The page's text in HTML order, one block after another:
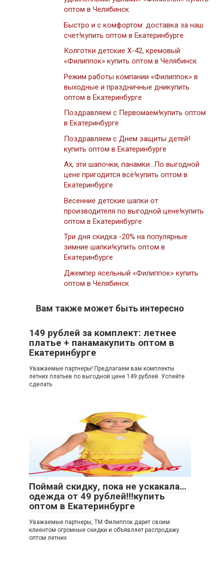
оптом в Челябинск
Быстро и с комфортом: доставка за наш
счет!купить оптом в Екатеринбурге
Колготки детские Х-42, кремовый
«Филиппок» купить оптом в Челябинск
Режим работы компании «Филиппок» в
выходные и праздничные дникупить
оптом в Екатеринбурге
Поздравляем с Первомаем!купить оптом
в Екатеринбурге
Поздравляем с Днем защиты детей!
купить оптом в Екатеринбурге
Ах, эти шапочки, панамки…По выгодной
цене пригодится всё!купить оптом в
Екатеринбурге
Весенние детские шапки от
производителя по выгодной цене!купить
оптом в Екатеринбурге
Три дня скидка -20% на популярные
зимние шапки!купить оптом в
Екатеринбурге
Джемпер ясельный «Филиппок» купить
оптом в Челябинск
Вам также может быть интересно
149 рублей за комплект: летнее
платье + панамакупить оптом в
Екатеринбурге
Уважаемые партнеры! Предлагаем вам комплекты
летних платьев по выгодной цене 149 рублей. Успейте
сделать
Поймай скидку, пока не ускакала…
одежда от 49 рублей!!!купить
оптом в Екатеринбурге
Уважаемые партнеры, ТМ Филиппок дарит своим
клиентом огромные скидки и объявляет распродажу
оптом летних